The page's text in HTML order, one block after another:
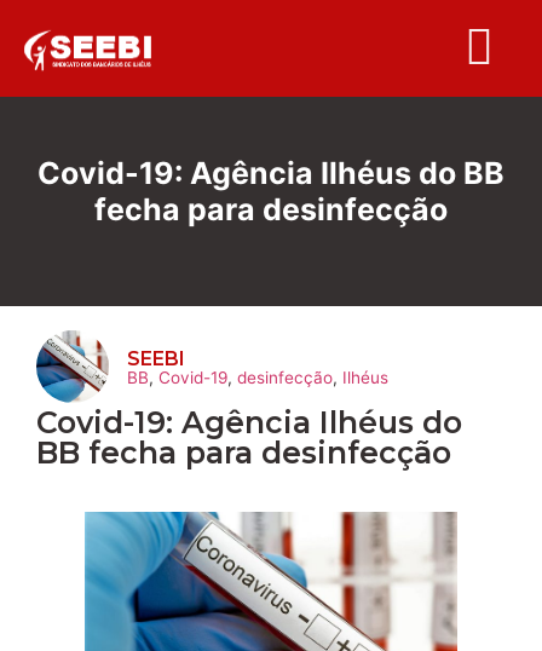
Covid-19: Agência Ilhéus do BB
fecha para desinfecção
SEEBI
BB, Covid-19, desinfecção, Ilhéus
Covid-19: Agência Ilhéus do
BB fecha para desinfecção